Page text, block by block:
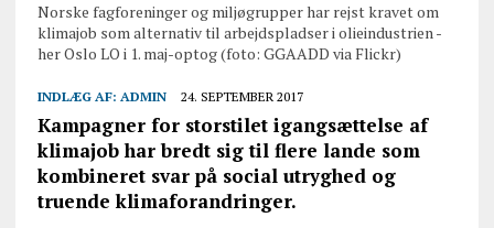
Norske fagforeninger og miljøgrupper har rejst kravet om
klimajob som alternativ til arbejdspladser i olieindustrien -
her Oslo LO i 1. maj-optog (foto: GGAADD via Flickr)
INDLÆG AF: ADMIN 24. SEPTEMBER 2017
Kampagner for storstilet igangsættelse af
klimajob har bredt sig til flere lande som
kombineret svar på social utryghed og
truende klimaforandringer.